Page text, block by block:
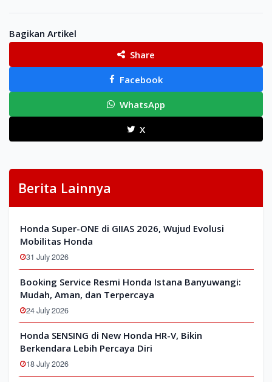
Bagikan Artikel
Share
Facebook
WhatsApp
X
Berita Lainnya
Honda Super-ONE di GIIAS 2026, Wujud Evolusi
Mobilitas Honda
31 July 2026
Booking Service Resmi Honda Istana Banyuwangi:
Mudah, Aman, dan Terpercaya
24 July 2026
Honda SENSING di New Honda HR-V, Bikin
Berkendara Lebih Percaya Diri
18 July 2026